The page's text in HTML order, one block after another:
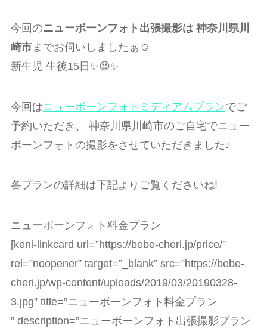
今回のニューボーンフォト出張撮影は 神奈川県川
崎市までお伺いしましたぁ☺️
新生児 生後15日✨😍✨
今回はニューボーンフォトミディアムプランでご
予約いただき、 神奈川県川崎市のご自宅でニュー
ボーンフォトの撮影をさせていただきました♪
各プランの詳細は下記よりご覧くださいね!
ニューボーンフォト料金プラン
[keni-linkcard url=”https://bebe-cheri.jp/price/”
rel=”noopener” target=”_blank” src=”https://bebe-
cheri.jp/wp-content/uploads/2019/03/20190328-
3.jpg” title=”ニューボーンフォト料金プラン
” description=”ニューボーンフォト出張撮影プラン